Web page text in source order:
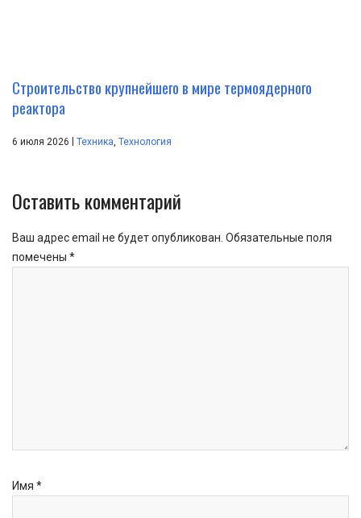
Строительство крупнейшего в мире термоядерного
реактора
6 июля 2026 Техника, Технология
Оставить комментарий
Ваш адрес email не будет опубликован. Обязательные поля
помечены *
Имя *